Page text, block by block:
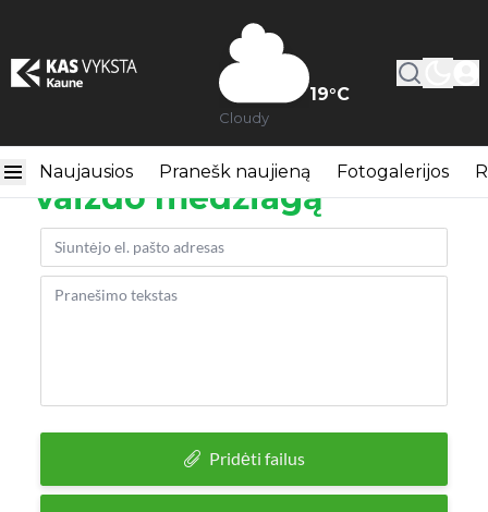
19°C
Cloudy
Naujausios Pranešk naujieną Fotogalerijos
Atsiųsti nuotraukas ar
vaizdo medžiagą